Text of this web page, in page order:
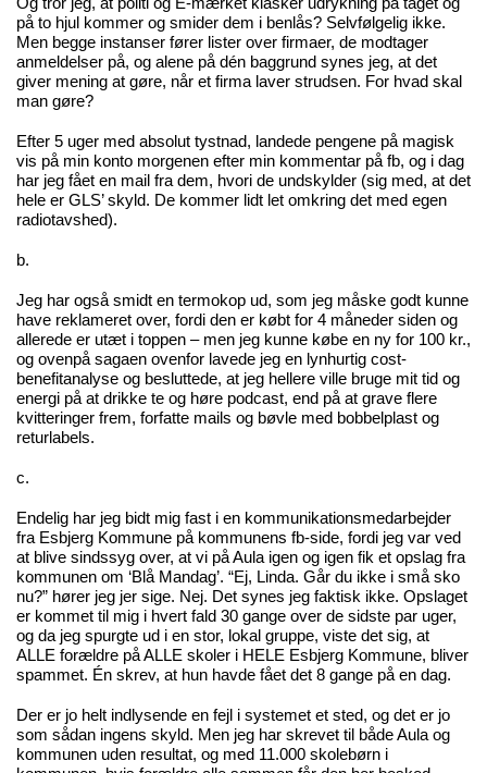
Og tror jeg, at politi og E-mærket klasker udrykning på taget og
på to hjul kommer og smider dem i benlås? Selvfølgelig ikke.
Men begge instanser fører lister over firmaer, de modtager
anmeldelser på, og alene på dén baggrund synes jeg, at det
giver mening at gøre, når et firma laver strudsen. For hvad skal
man gøre?
Efter 5 uger med absolut tystnad, landede pengene på magisk
vis på min konto morgenen efter min kommentar på fb, og i dag
har jeg fået en mail fra dem, hvori de undskylder (sig med, at det
hele er GLS’ skyld. De kommer lidt let omkring det med egen
radiotavshed).
b.
Jeg har også smidt en termokop ud, som jeg måske godt kunne
have reklameret over, fordi den er købt for 4 måneder siden og
allerede er utæt i toppen – men jeg kunne købe en ny for 100 kr.,
og ovenpå sagaen ovenfor lavede jeg en lynhurtig cost-
benefitanalyse og besluttede, at jeg hellere ville bruge mit tid og
energi på at drikke te og høre podcast, end på at grave flere
kvitteringer frem, forfatte mails og bøvle med bobbelplast og
returlabels.
c.
Endelig har jeg bidt mig fast i en kommunikationsmedarbejder
fra Esbjerg Kommune på kommunens fb-side, fordi jeg var ved
at blive sindssyg over, at vi på Aula igen og igen fik et opslag fra
kommunen om ‘Blå Mandag’. “Ej, Linda. Går du ikke i små sko
nu?” hører jeg jer sige. Nej. Det synes jeg faktisk ikke. Opslaget
er kommet til mig i hvert fald 30 gange over de sidste par uger,
og da jeg spurgte ud i en stor, lokal gruppe, viste det sig, at
ALLE forældre på ALLE skoler i HELE Esbjerg Kommune, bliver
spammet. Én skrev, at hun havde fået det 8 gange på en dag.
Der er jo helt indlysende en fejl i systemet et sted, og det er jo
som sådan ingens skyld. Men jeg har skrevet til både Aula og
kommunen uden resultat, og med 11.000 skolebørn i